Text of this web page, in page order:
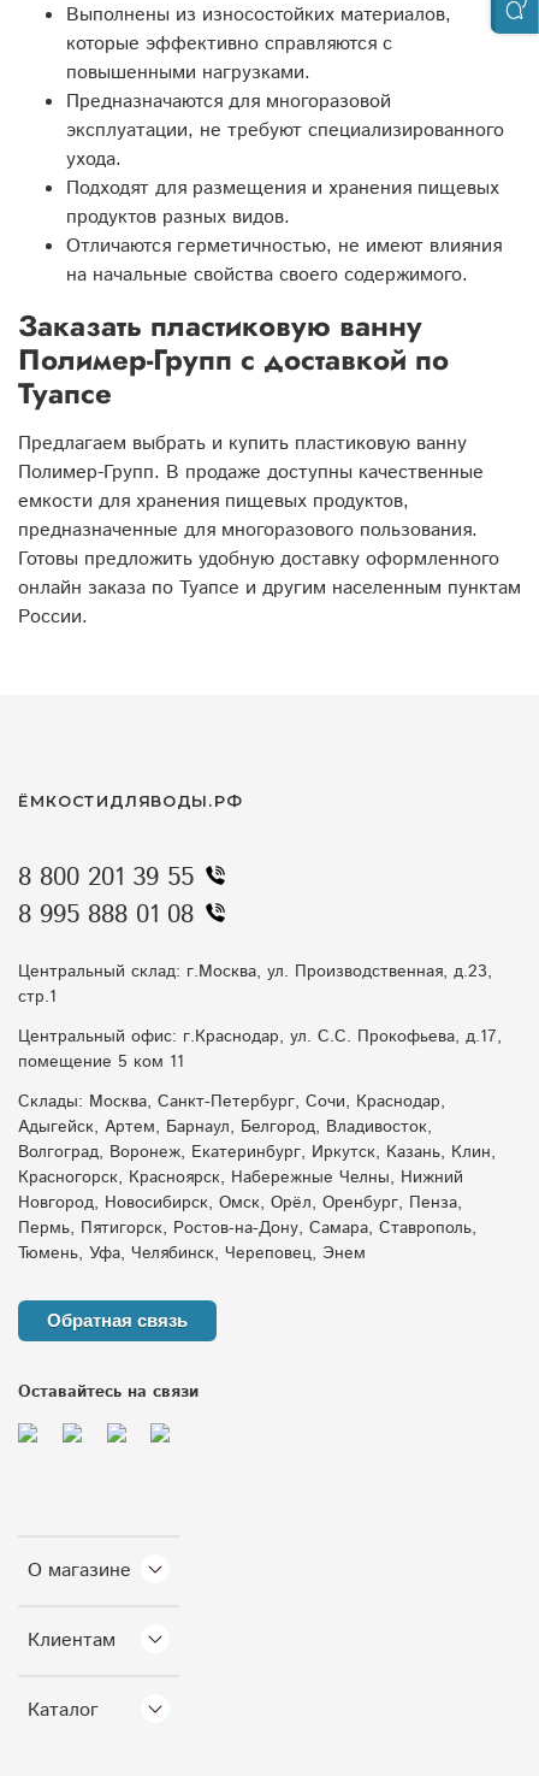
Выполнены из износостойких материалов,
которые эффективно справляются с
повышенными нагрузками.
Предназначаются для многоразовой
эксплуатации, не требуют специализированного
ухода.
Подходят для размещения и хранения пищевых
продуктов разных видов.
Отличаются герметичностью, не имеют влияния
на начальные свойства своего содержимого.
Заказать пластиковую ванну
Полимер-Групп с доставкой по
Туапсе
Предлагаем выбрать и купить пластиковую ванну
Полимер-Групп. В продаже доступны качественные
емкости для хранения пищевых продуктов,
предназначенные для многоразового пользования.
Готовы предложить удобную доставку оформленного
онлайн заказа по Туапсе и другим населенным пунктам
России.
О магазине
Клиентам
Каталог
ЁМКОСТИДЛЯВОДЫ.РФ
8 800 201 39 55
8 995 888 01 08
Центральный склад: г.Москва, ул. Производственная, д.23,
стр.1
Центральный офис: г.Краснодар, ул. С.С. Прокофьева, д.17,
помещение 5 ком 11
Склады: Москва, Санкт-Петербург, Сочи, Краснодар,
Адыгейск, Артем, Барнаул, Белгород, Владивосток,
Волгоград, Воронеж, Екатеринбург, Иркутск, Казань, Клин,
Красногорск, Красноярск, Набережные Челны, Нижний
Новгород, Новосибирск, Омск, Орёл, Оренбург, Пенза,
Пермь, Пятигорск, Ростов-на-Дону, Самара, Ставрополь,
Тюмень, Уфа, Челябинск, Череповец, Энем
Обратная связь
Оставайтесь на связи